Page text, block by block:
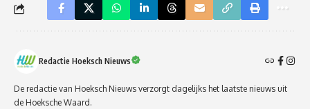
Redactie Hoeksch Nieuws
De redactie van Hoeksch Nieuws verzorgt dagelijks het laatste nieuws uit
de Hoeksche Waard.